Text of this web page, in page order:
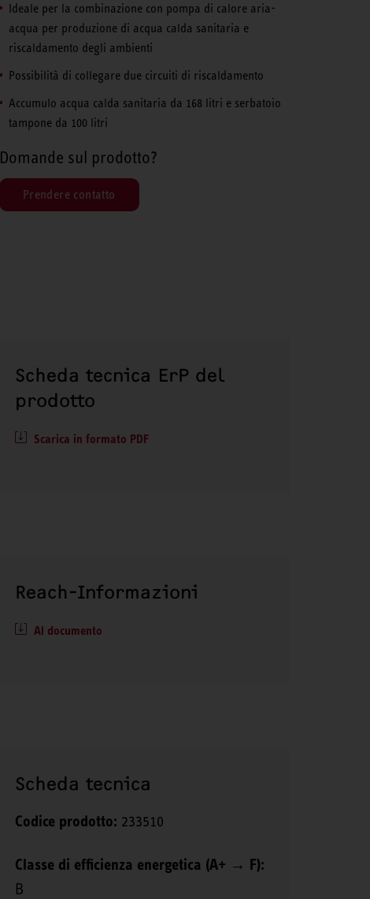
Ideale per la combinazione con pompa di calore aria-
acqua per produzione di acqua calda sanitaria e
riscaldamento degli ambienti
Possibilità di collegare due circuiti di riscaldamento
Accumulo acqua calda sanitaria da 168 litri e serbatoio
tampone da 100 litri
Domande sul prodotto?
Prendere contatto
Scheda tecnica ErP del
prodotto
Scarica in formato PDF
Reach-Informazioni
Al documento
Scheda tecnica
Codice prodotto: 233510
Classe di efficienza energetica (A+ → F):
B